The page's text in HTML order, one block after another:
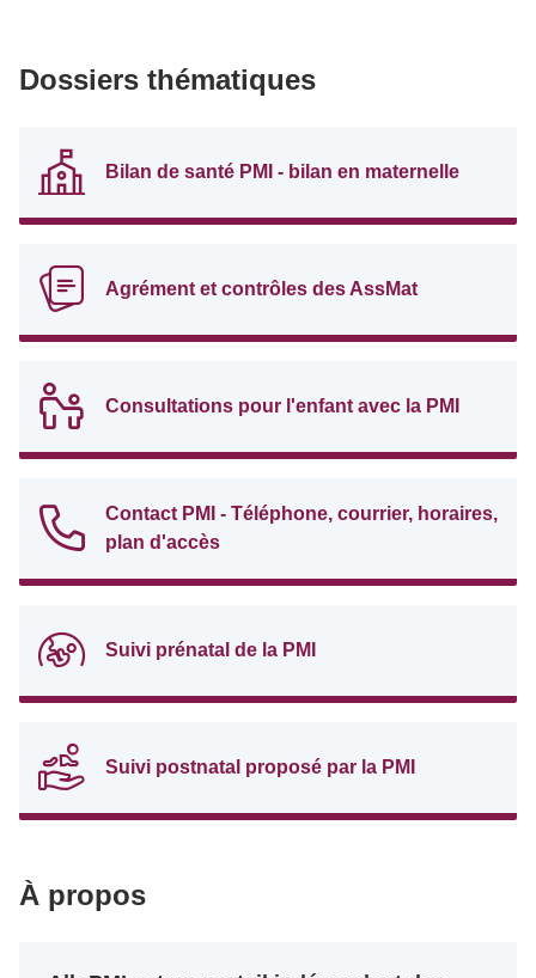
Dossiers thématiques
Bilan de santé PMI - bilan en maternelle
Agrément et contrôles des AssMat
Consultations pour l'enfant avec la PMI
Contact PMI - Téléphone, courrier, horaires,
plan d'accès
Suivi prénatal de la PMI
Suivi postnatal proposé par la PMI
À propos